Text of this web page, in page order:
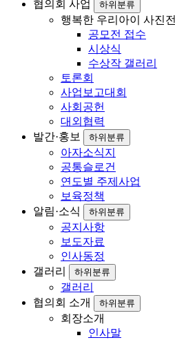
로
협의회 사업 하위분류
행복한 우리아이 사진전
공모전 접수
시상식
수상작 갤러리
토론회
사업보고대회
사회공헌
대외협력
발간·홍보
하위분류
아자소식지
공통슬로건
연도별 주제사업
보육정책
알림·소식
하위분류
공지사항
보도자료
인사동정
갤러리
하위분류
갤러리
협의회 소개
하위분류
회장소개
인사말